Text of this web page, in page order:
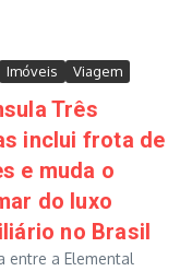
Imóveis Viagem
Três
inclui frota de
e muda o
do luxo
no Brasil
entre a Elemental